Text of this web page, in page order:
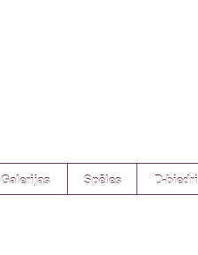
Galerijas Spēles D-biedri